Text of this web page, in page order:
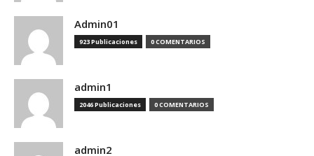
Admin01
923 Publicaciones 0 COMENTARIOS
admin1
2046 Publicaciones 0 COMENTARIOS
admin2